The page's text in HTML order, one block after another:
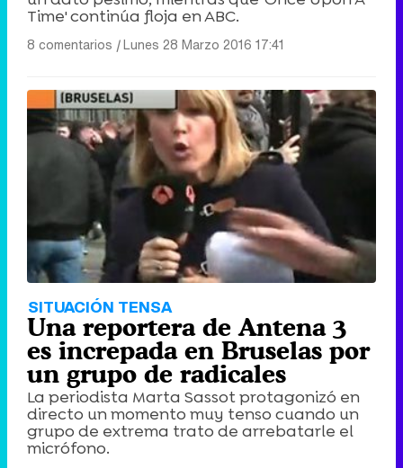
Time' continúa floja en ABC.
8 comentarios |Lunes 28 Marzo 2016 17:41
SITUACIÓN TENSA
Una reportera de Antena 3
es increpada en Bruselas por
un grupo de radicales
La periodista Marta Sassot protagonizó en
directo un momento muy tenso cuando un
grupo de extrema trato de arrebatarle el
micrófono.